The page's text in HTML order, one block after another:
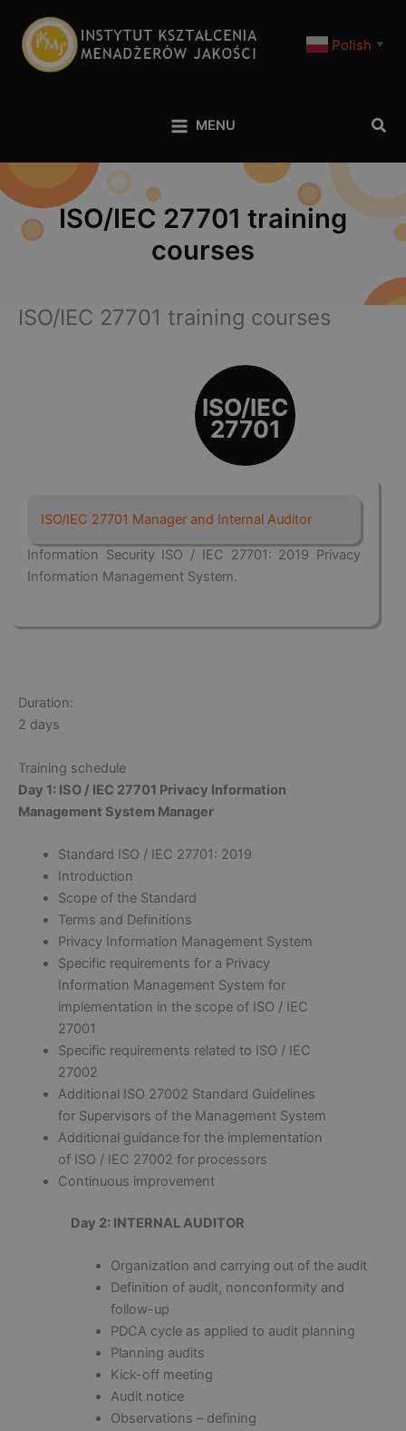
Polish ▼
MENU
ISO/IEC 27701 training
courses
ISO/IEC 27701 training courses
ISO/IEC
27701
ISO/IEC 27701 Manager and Internal Auditor
Information Security ISO / IEC 27701: 2019 Privacy
Information Management System.
Duration:
2 days
Training schedule
Day 1: ISO / IEC 27701 Privacy Information
Management System Manager
Standard ISO / IEC 27701: 2019
Introduction
Scope of the Standard
Terms and Definitions
Privacy Information Management System
Specific requirements for a Privacy
Information Management System for
implementation in the scope of ISO / IEC
27001
Specific requirements related to ISO / IEC
27002
Additional ISO 27002 Standard Guidelines
for Supervisors of the Management System
Additional guidance for the implementation
of ISO / IEC 27002 for processors
Continuous improvement
Day 2: INTERNAL AUDITOR
Organization and carrying out of the audit
Definition of audit, nonconformity and
follow-up
PDCA cycle as applied to audit planning
Planning audits
Kick-off meeting
Audit notice
Observations – defining